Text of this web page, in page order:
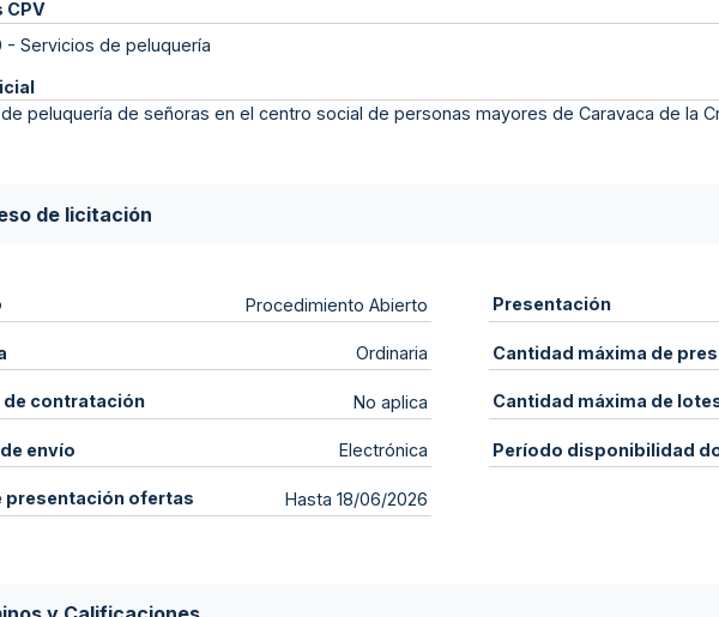
CPV
- Servicios de peluquería
peluquería de señoras en el centro social de personas mayores de Caravaca de la
de licitación
Procedimiento Abierto
Ordinaria
de contratación No aplica
envío Electrónica
presentación ofertas Hasta 18/06/2026
Presentación
Cantidad máxima de
Cantidad máxima de
Período disponibilidad